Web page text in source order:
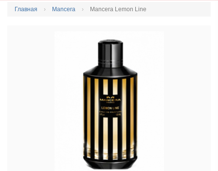
Главная Mancera Mancera Lemon Line